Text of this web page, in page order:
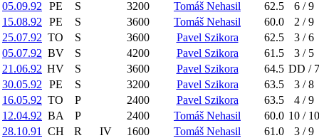
05.09.92
PE S 3200 Tomáš Nehasil 62.5
6 / 9
15.08.92
PE S 3600 Tomáš Nehasil 60.0
2 / 9
25.07.92 TO S 3600 Pavel Szikora 62.5
3 / 6
05.07.92 BV S 4200 Pavel Szikora 61.5
3 / 5
21.06.92 HV S 3600 Pavel Szikora 64.5 DD / 7
30.05.92
PE S 3200 Pavel Szikora 63.5
3 / 8
16.05.92 TO P 2400 Pavel Szikora 63.5
4 / 9
12.04.92 BA P 2400 Tomáš Nehasil 60.0 10 / 10
28.10.91
CH R IV 1600 Tomáš Nehasil 61.0
3 / 9